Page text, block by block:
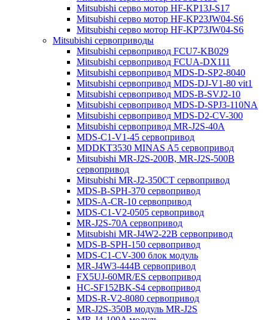
Mitsubishi серво мотор HF-KP13J-S17
Mitsubishi серво мотор HF-KP23JW04-S6
Mitsubishi серво мотор HF-KP73JW04-S6
Mitsubishi сервоприводы
Mitsubishi сервопривод FCU7-KB029
Mitsubishi сервопривод FCUA-DX111
Mitsubishi сервопривод MDS-D-SP2-8040
Mitsubishi сервопривод MDS-DJ-V1-80 vit1
Mitsubishi сервопривод MDS-B-SVJ2-10
Mitsubishi сервопривод MDS-D-SPJ3-110NA
Mitsubishi сервопривод MDS-D2-CV-300
Mitsubishi сервопривод MR-J2S-40A
MDS-C1-V1-45 сервопривод
MDDKT3530 MINAS A5 сервопривод
Mitsubishi MR-J2S-200B, MR-J2S-500B
сервопривод
Mitsubishi MR-J2-350CT сервопривод
MDS-B-SPH-370 сервопривод
MDS-A-CR-10 сервопривод
MDS-C1-V2-0505 сервопривод
MR-J2S-70A сервопривод
Mitsubishi MR-J4W2-22B сервопривод
MDS-B-SPH-150 сервопривод
MDS-C1-CV-300 блок модуль
MR-J4W3-444B сервопривод
FX5UJ-60MR/ES сервопривод
HC-SF152BK-S4 сервопривод
MDS-R-V2-8080 сервопривод
MR-J2S-350B модуль MR-J2S